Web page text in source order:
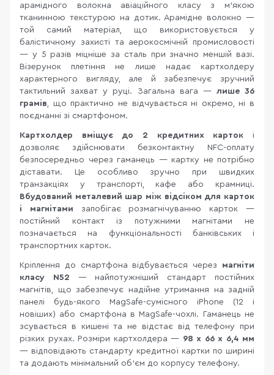
арамідного волокна авіаційного класу з м'якою
тканинною текстурою на дотик. Арамідне волокно —
той самий матеріал, що використовується у
балістичному захисті та аерокосмічній промисловості
— у 5 разів міцніше за сталь при значно меншій вазі.
Візерунок плетіння не лише надає картхолдеру
характерного вигляду, але й забезпечує зручний
тактильний захват у руці. Загальна вага — лише 36
грамів, що практично не відчувається ні окремо, ні в
поєднанні зі смартфоном.
Картхолдер вміщує до 2 кредитних карток і
дозволяє здійснювати безконтактну NFC-оплату
безпосередньо через гаманець — картку не потрібно
діставати. Це особливо зручно при швидких
транзакціях у транспорті, кафе або крамниці.
Вбудований металевий шар між відсіком для карток
і магнітами запобігає розмагнічуванню карток —
постійний контакт із потужними магнітами не
позначається на функціональності банківських і
транспортних карток.
Кріплення до смартфона відбувається через магніти
класу N52 — найпотужніший стандарт постійних
магнітів, що забезпечує надійне утримання на задній
панелі будь-якого MagSafe-сумісного iPhone (12 і
новіших) або смартфона в MagSafe-чохлі. Гаманець не
зсувається в кишені та не відстає від телефону при
різких рухах. Розміри картхолдера — 98 х 66 х 6,4 мм
— відповідають стандарту кредитної картки по ширині
та додають мінімальний об'єм до корпусу телефону.